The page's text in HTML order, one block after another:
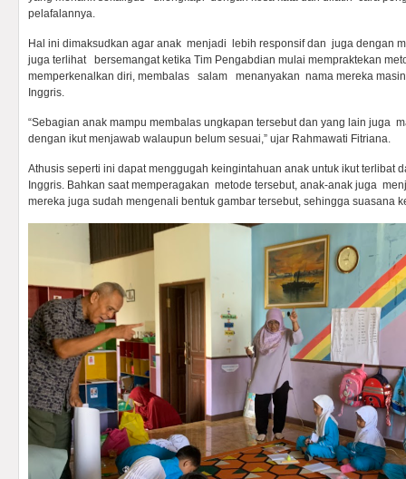
pelafalannya.
Hal ini dimaksudkan agar anak menjadi lebih responsif dan juga dengan
juga terlihat bersemangat ketika Tim Pengabdian mulai mempraktekan
memperkenalkan diri, membalas salam menanyakan nama mereka
Inggris.
“Sebagian anak mampu membalas ungkapan tersebut dan yang lain juga
dengan ikut menjawab walaupun belum sesuai,” ujar Rahmawati Fitriana.
Athusis seperti ini dapat menggugah keingintahuan anak untuk ikut terlibat
Inggris. Bahkan saat memperagakan metode tersebut, anak-anak juga
mereka juga sudah mengenali bentuk gambar tersebut, sehingga suasana